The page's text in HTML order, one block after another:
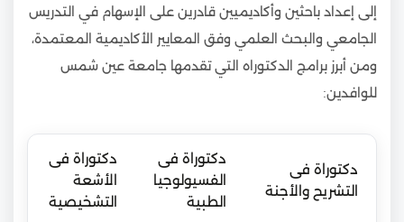
إلى إعداد باحثين وأكاديميين قادرين على الإسهام في التدريس
الجامعي والبحث العلمي وفق المعايير الأكاديمية المعتمدة،
ومن أبرز برامج الدكتوراه التي تقدمها جامعة عين شمس
للوافدين:
دكتوراة فى
التشريح والأجنة
دكتوراة فى
الفسيولوجيا
الطبية
دكتوراة فى
الأشعة
التشخيصية